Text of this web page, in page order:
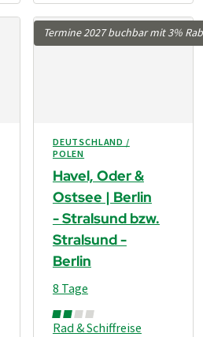
Termine 2027 buchbar mit 3%
DEUTSCHLAND /
POLEN
Havel, Oder &
Ostsee | Berlin
- Stralsund bzw.
Stralsund -
Berlin
Rad & Schiffreise
8 Tage